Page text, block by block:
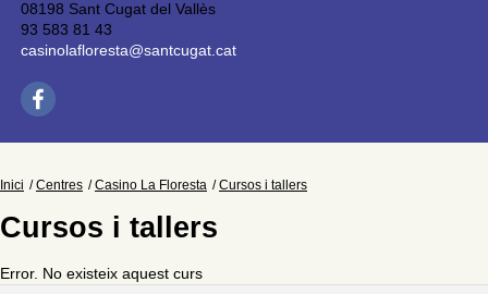
08198 Sant Cugat del Vallès
93 583 81 43
casinolafloresta@santcugat.cat
Inici Centres Casino La Floresta Cursos i tallers
Cursos i tallers
Error. No existeix aquest curs